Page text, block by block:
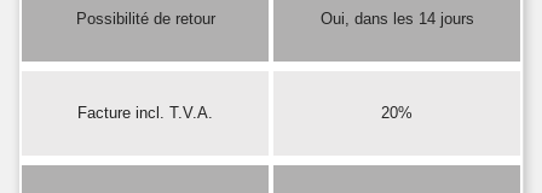
Possibilité de retour Oui, dans les 14 jours
Facture incl. T.V.A. 20%